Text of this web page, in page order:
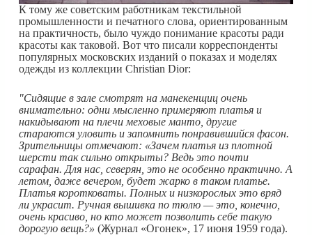
К тому же советским работникам текстильной
промышленности и печатного слова, ориентированным
на практичность, было чуждо понимание красоты ради
красоты как таковой. Вот что писали корреспонденты
популярных московских изданий о показах и моделях
одежды из коллекции Christian Dior:
"Сидящие в зале смотрят на манекенщиц очень
внимательно: одни мысленно примеряют платья и
накидывают на плечи меховые манто, другие
стараются уловить и запомнить понравившийся фасон.
Зрительницы отмечают: «Зачем платья из плотной
шерсти так сильно открыты? Ведь это почти
сарафан. Для нас, северян, это не особенно практично. А
летом, даже вечером, будет жарко в таком платье.
Платья коротковаты. Полных и низкорослых это вряд
ли украсит. Ручная вышивка по тюлю — это, конечно,
очень красиво, но кто может позволить себе такую
дорогую вещь?» (Журнал «Огонек», 17 июня 1959 года).